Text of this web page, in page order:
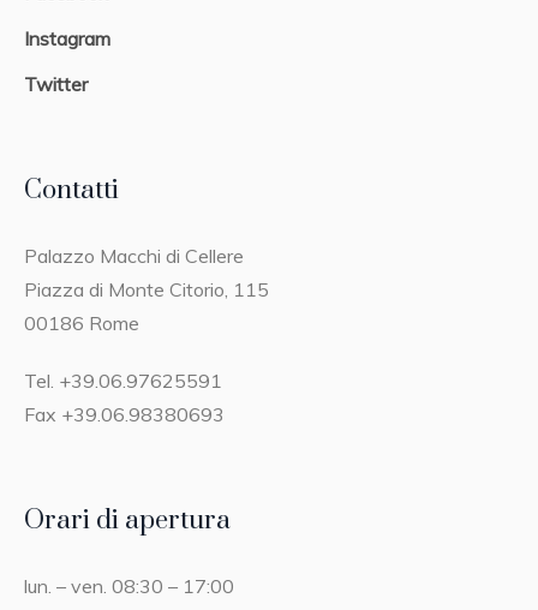
Instagram
Twitter
Contatti
Palazzo Macchi di Cellere
Piazza di Monte Citorio, 115
00186 Rome
Tel. +39.06.97625591
Fax +39.06.98380693
Orari di apertura
lun. – ven. 08:30 – 17:00